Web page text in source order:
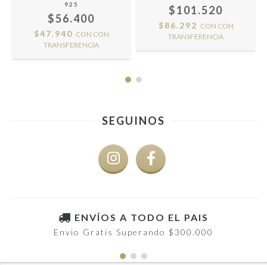
925
$56.400
$47.940 CON CON
TRANSFERENCIA
$101.520
$86.292 CON CON
TRANSFERENCIA
SEGUINOS
ENVÍOS A TODO EL PAIS
Envio Gratis Superando $300.000